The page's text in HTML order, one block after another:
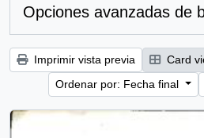
Opciones avanzadas de
Imprimir vista previa Card
Ordenar por: Fecha final